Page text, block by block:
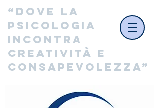
“Dove la
psicologia
incontra
creatività e
consapevolezza”